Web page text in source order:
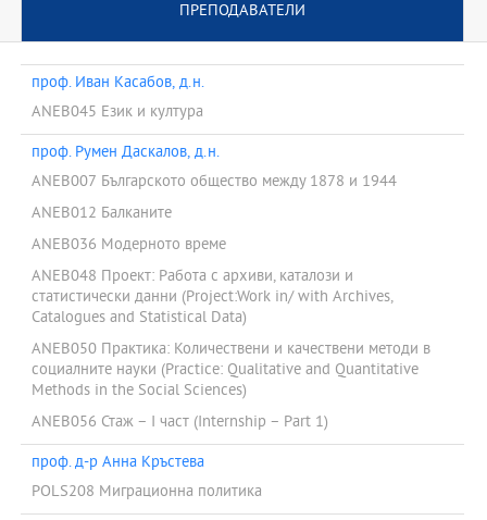
ПРЕПОДАВАТЕЛИ
проф. Иван Касабов, д.н.
ANEB045 Език и култура
проф. Румен Даскалов, д.н.
ANEB007 Българското общество между 1878 и 1944
ANEB012 Балканите
ANEB036 Модерното време
ANEB048 Проект: Работа с архиви, каталози и
статистически данни (Project:Work in/ with Archives,
Catalogues and Statistical Data)
ANEB050 Практика: Количествени и качествени методи в
социалните науки (Practice: Qualitative and Quantitative
Methods in the Social Sciences)
ANEB056 Стаж – І част (Internship – Part 1)
проф. д-р Анна Кръстева
POLS208 Миграционна политика